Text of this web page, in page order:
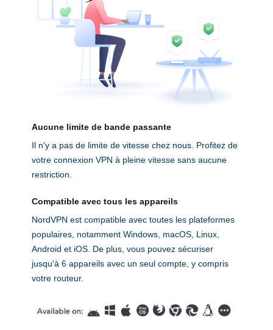
Aucune limite de bande passante
Il n'y a pas de limite de vitesse chez nous. Profitez de
votre connexion VPN à pleine vitesse sans aucune
restriction.
Compatible avec tous les appareils
NordVPN est compatible avec toutes les plateformes
populaires, notamment Windows, macOS, Linux,
Android et iOS. De plus, vous pouvez sécuriser
jusqu'à 6 appareils avec un seul compte, y compris
votre routeur.